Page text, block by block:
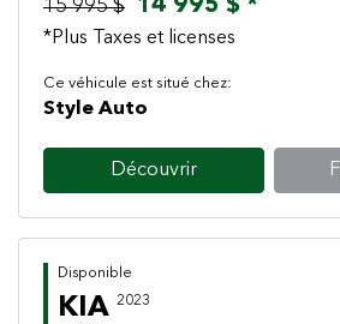
15 995 $ 14 995 $ *
*Plus Taxes et licenses
Ce véhicule est situé chez:
Style Auto
Découvrir
Disponible
KIA 2023